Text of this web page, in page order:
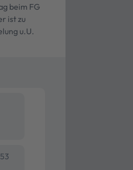
beim FG
ist zu
u.U.